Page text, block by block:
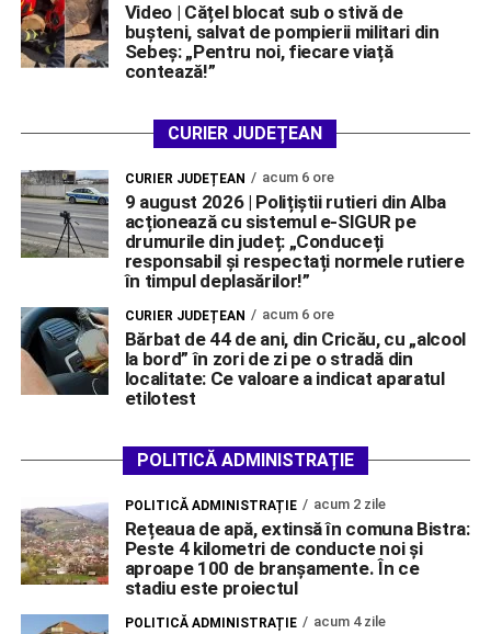
Video | Cățel blocat sub o stivă de
bușteni, salvat de pompierii militari din
Sebeș: „Pentru noi, fiecare viață
contează!”
CURIER JUDEȚEAN
CURIER JUDEȚEAN acum 6 ore
9 august 2026 | Polițiștii rutieri din Alba
acționează cu sistemul e-SIGUR pe
drumurile din județ: „Conduceți
responsabil și respectați normele rutiere
în timpul deplasărilor!”
CURIER JUDEȚEAN acum 6 ore
Bărbat de 44 de ani, din Cricău, cu „alcool
la bord” în zori de zi pe o stradă din
localitate: Ce valoare a indicat aparatul
etilotest
POLITICĂ ADMINISTRAȚIE
POLITICĂ ADMINISTRAȚIE acum 2 zile
Rețeaua de apă, extinsă în comuna Bistra:
Peste 4 kilometri de conducte noi și
aproape 100 de branșamente. În ce
stadiu este proiectul
POLITICĂ ADMINISTRAȚIE acum 4 zile